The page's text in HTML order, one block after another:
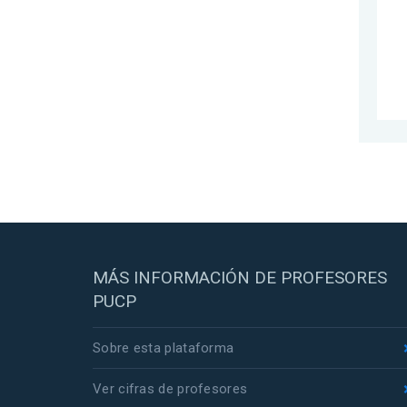
MÁS INFORMACIÓN DE PROFESORES
PUCP
Sobre esta plataforma
Ver cifras de profesores